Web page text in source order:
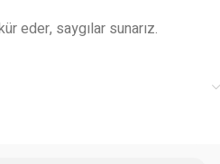
eder, saygılar sunarız.